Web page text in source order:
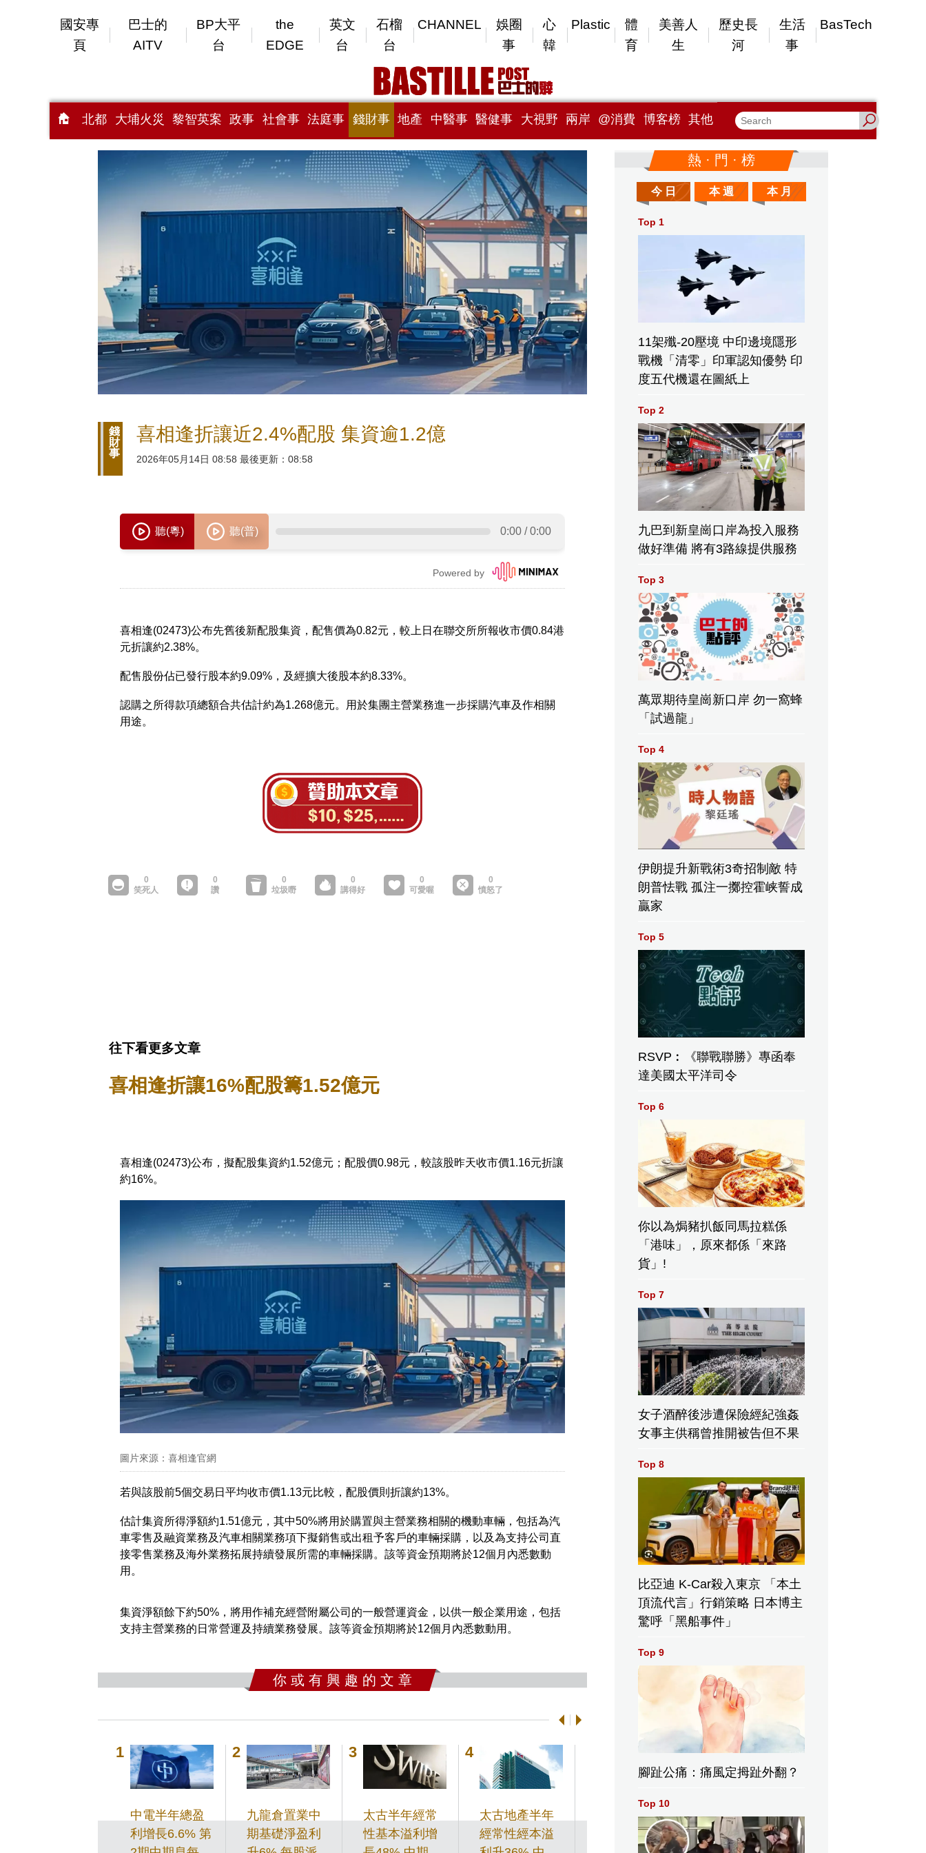
國安專
頁
巴士的
AITV
BP大平
台
the
EDGE
英文
台
石榴
台
CHANNEL
娛圈
事
心
韓
Plastic
體
育
美善人
生
歷史長
河
生活
事
BasTech
北都 大埔火災 黎智英案 政事 社會事 法庭事 錢財事 地產 中醫事 醫健事 大視野 兩岸 @消費 博客榜 其他
錢
財
事
喜相逢折讓近2.4%配股 集資逾1.2億
2026年05月14日 08:58 最後更新：08:58
喜相逢(02473)公布先舊後新配股集資，配售價為0.82元，較上日在聯交所所報收市價0.84港
元折讓約2.38%。
配售股份佔已發行股本約9.09%，及經擴大後股本約8.33%。
認購之所得款項總額合共估計約為1.268億元。用於集團主營業務進一步採購汽車及作相關
用途。
往下看更多文章
喜相逢折讓16%配股籌1.52億元
喜相逢(02473)公布，擬配股集資約1.52億元；配股價0.98元，較該股昨天收市價1.16元折讓
約16%。
圖片來源：喜相逢官網
若與該股前5個交易日平均收市價1.13元比較，配股價則折讓約13%。
估計集資所得淨額約1.51億元，其中50%將用於購置與主營業務相關的機動車輛，包括為汽
車零售及融資業務及汽車相關業務項下擬銷售或出租予客戶的車輛採購，以及為支持公司直
接零售業務及海外業務拓展持續發展所需的車輛採購。該等資金預期將於12個月內悉數動
用。
集資淨額餘下約50%，將用作補充經營附屬公司的一般營運資金，以供一般企業用途，包括
支持主營業務的日常營運及持續業務發展。該等資金預期將於12個月內悉數動用。
你 或 有 興 趣 的 文 章
中電半年總盈
利增長6.6% 第
九龍倉置業中
期基礎淨盈利
太古半年經常
性基本溢利增
太古地產半年
經常性經本溢
半日收市︱失
牛熊線 恒指半
A股偏軟 深股
及創板回落
熱 · 門 · 榜
今 日 本 週 本 月
Top 1
11架殲-20壓境 中印邊境隱形
戰機「清零」印軍認知優勢 印
度五代機還在圖紙上
Top 2
九巴到新皇崗口岸為投入服務
做好準備 將有3路線提供服務
Top 3
萬眾期待皇崗新口岸 勿一窩蜂
「試過龍」
Top 4
伊朗提升新戰術3奇招制敵 特
朗普怯戰 孤注一擲控霍峡誓成
贏家
Top 5
RSVP︰《聯戰聯勝》專函奉
達美國太平洋司令
Top 6
你以為焗豬扒飯同馬拉糕係
「港味」，原來都係「來路
貨」!
Top 7
女子酒醉後涉遭保險經紀強姦
女事主供稱曾推開被告但不果
Top 8
比亞迪 K-Car殺入東京 「本土
頂流代言」行銷策略 日本博主
驚呼「黑船事件」
Top 9
腳趾公痛：痛風定拇趾外翻？
Top 10